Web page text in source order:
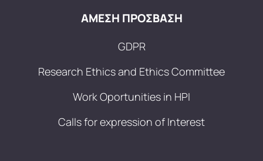
ΑΜΕΣΗ ΠΡΟΣΒΑΣΗ
GDPR
Research Ethics and Ethics Committee
Work Oportunities in HPI
Calls for expression of Interest